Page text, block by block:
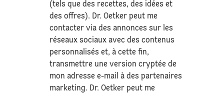
(tels que des recettes, des idées et
des offres). Dr. Oetker peut me
contacter via des annonces sur les
réseaux sociaux avec des contenus
personnalisés et, à cette fin,
transmettre une version cryptée de
mon adresse e-mail à des partenaires
marketing. Dr. Oetker peut me